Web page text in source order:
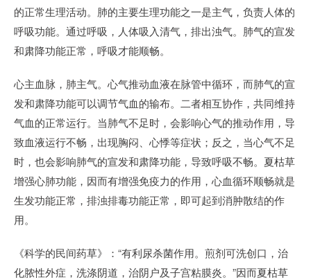
的正常生理活动。肺的主要生理功能之一是主气，负责人体的
呼吸功能。通过呼吸，人体吸入清气，排出浊气。肺气的宣发
和肃降功能正常，呼吸才能顺畅。
心主血脉，肺主气。心气推动血液在脉管中循环，而肺气的宣
发和肃降功能可以调节气血的输布。二者相互协作，共同维持
气血的正常运行。当肺气不足时，会影响心气的推动作用，导
致血液运行不畅，出现胸闷、心悸等症状；反之，当心气不足
时，也会影响肺气的宣发和肃降功能，导致呼吸不畅。夏枯草
增强心肺功能，因而有增强免疫力的作用，心血循环顺畅就是
生发功能正常，排浊排毒功能正常，即可起到消肿散结的作
用。
《科学的民间药草》：“有利尿杀菌作用。煎剂可洗创口，治
化脓性外症，洗涤阴道，治阴户及子宫粘膜炎。”因而夏枯草